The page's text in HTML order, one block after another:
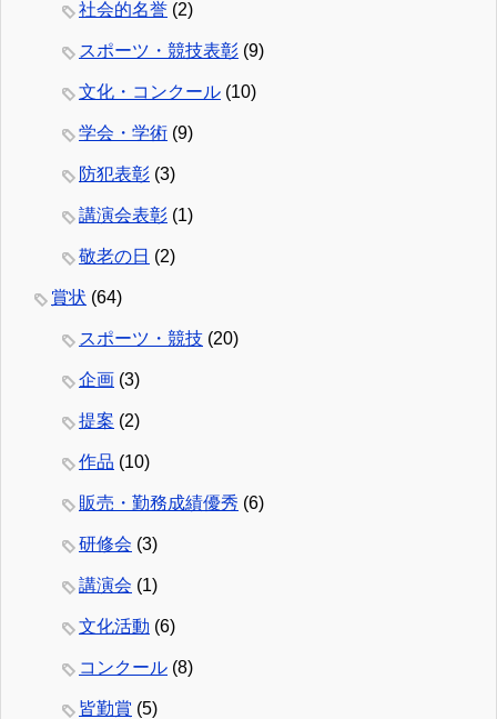
社会的名誉 (2)
スポーツ・競技表彰 (9)
文化・コンクール (10)
学会・学術 (9)
防犯表彰 (3)
講演会表彰 (1)
敬老の日 (2)
賞状 (64)
スポーツ・競技 (20)
企画 (3)
提案 (2)
作品 (10)
販売・勤務成績優秀 (6)
研修会 (3)
講演会 (1)
文化活動 (6)
コンクール (8)
皆勤賞 (5)